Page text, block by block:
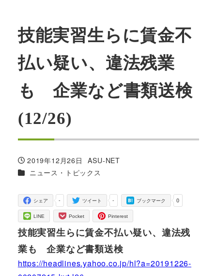
技能実習生らに賃金不
払い疑い、違法残業
も 企業など書類送検
(12/26)
投稿日
2019年12月26日
著
者
ASU-NET
カテゴリー
ニュース・トピックス
-
シェア -
ツイート 0
ブックマーク
LINE Pocket Pinterest
技能実習生らに賃金不払い疑い、違法残
業も 企業など書類送検
https://headlines.yahoo.co.jp/hl?a=20191226-